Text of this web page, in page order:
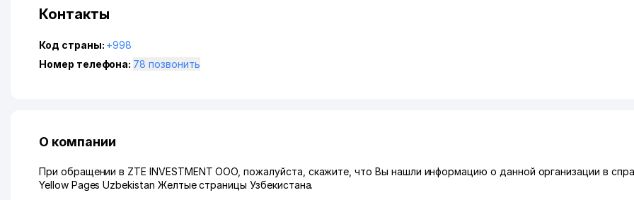
Контакты
Код страны: +998
Номер телефона:
78 позвонить
О компании
При обращении в ZTE INVESTMENT ООО, пожалуйста, скажите, что Вы нашли информацию о данной организации в
Yellow Pages Uzbekistan Желтые страницы Узбекистана.